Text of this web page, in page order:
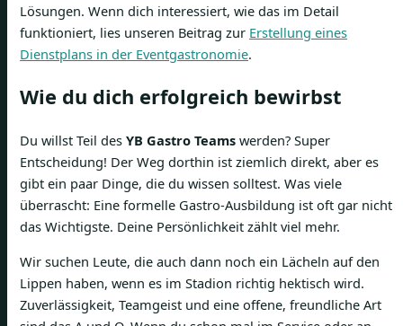
Lösungen. Wenn dich interessiert, wie das im Detail
funktioniert, lies unseren Beitrag zur Erstellung eines
Dienstplans in der Eventgastronomie.
Wie du dich erfolgreich bewirbst
Du willst Teil des YB Gastro Teams werden? Super
Entscheidung! Der Weg dorthin ist ziemlich direkt, aber es
gibt ein paar Dinge, die du wissen solltest. Was viele
überrascht: Eine formelle Gastro-Ausbildung ist oft gar nicht
das Wichtigste. Deine Persönlichkeit zählt viel mehr.
Wir suchen Leute, die auch dann noch ein Lächeln auf den
Lippen haben, wenn es im Stadion richtig hektisch wird.
Zuverlässigkeit, Teamgeist und eine offene, freundliche Art